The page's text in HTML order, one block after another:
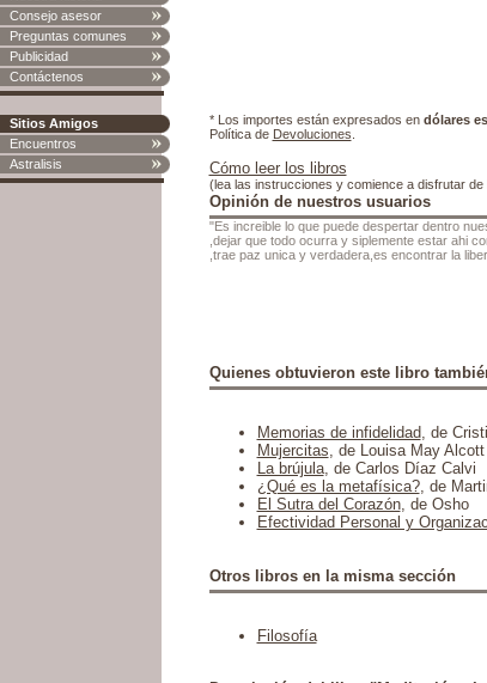
Consejo asesor
Preguntas comunes
Publicidad
Contáctenos
Sitios Amigos
Encuentros
Astralisis
* Los importes están expresados en dólares
Política de Devoluciones
Cómo leer los libros
(lea las instrucciones y comience a disfrutar de
Opinión de nuestros usuarios
"Es increible lo que puede despertar dentro
,dejar que todo ocurra y siplemente estar ahi
,trae paz unica y verdadera,es encontrar la
Quienes obtuvieron este libro
Memorias de infidelidad, de
Mujercitas, de Louisa May Alcott
La brújula, de Carlos Díaz Calvi
¿Qué es la metafísica?, de
El Sutra del Corazón, de Osho
Efectividad Personal y
Otros libros en la misma sección
Filosofía